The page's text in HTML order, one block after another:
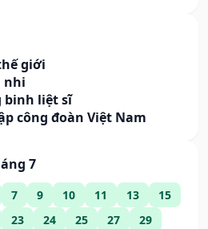
giới
nhi
binh liệt sĩ
công đoàn Việt Nam
7
7 9 10 11 13
15
23 24 25 27
29